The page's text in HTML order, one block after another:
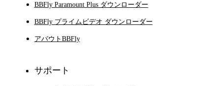
BBFly Paramount Plus ダウンローダー
BBFly プライムビデオ ダウンローダー
アバウトBBFly
サポート